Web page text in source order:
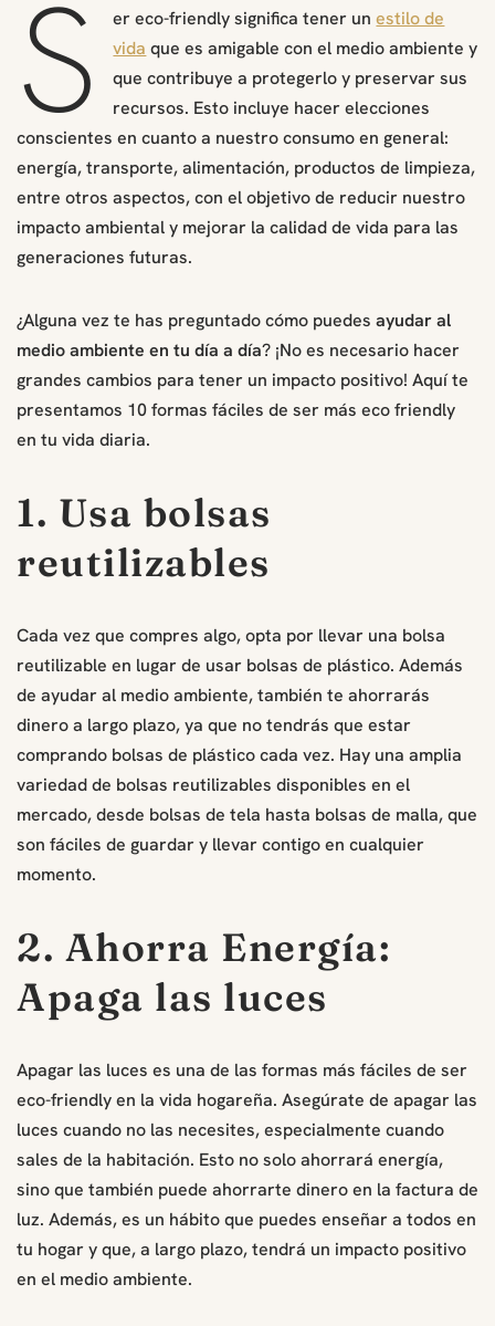
S er eco-friendly significa tener unestilo de
vida que es amigable con el medio ambiente y
que contribuye a protegerlo y preservar sus
recursos. Esto incluye hacer elecciones
conscientes en cuanto a nuestro consumo en general:
energía, transporte, alimentación, productos de limpieza,
entre otros aspectos, con el objetivo de reducir nuestro
impacto ambiental y mejorar la calidad de vida para las
generaciones futuras.
¿Alguna vez te has preguntado cómo puedes ayudar al
medio ambiente en tu día a día? ¡No es necesario hacer
grandes cambios para tener un impacto positivo! Aquí te
presentamos 10 formas fáciles de ser más eco friendly
en tu vida diaria.
1. Usa bolsas
reutilizables
Cada vez que compres algo, opta por llevar una bolsa
reutilizable en lugar de usar bolsas de plástico. Además
de ayudar al medio ambiente, también te ahorrarás
dinero a largo plazo, ya que no tendrás que estar
comprando bolsas de plástico cada vez. Hay una amplia
variedad de bolsas reutilizables disponibles en el
mercado, desde bolsas de tela hasta bolsas de malla, que
son fáciles de guardar y llevar contigo en cualquier
momento.
2. Ahorra Energía:
Apaga las luces
Apagar las luces es una de las formas más fáciles de ser
eco-friendly en la vida hogareña. Asegúrate de apagar las
luces cuando no las necesites, especialmente cuando
sales de la habitación. Esto no solo ahorrará energía,
sino que también puede ahorrarte dinero en la factura de
luz. Además, es un hábito que puedes enseñar a todos en
tu hogar y que, a largo plazo, tendrá un impacto positivo
en el medio ambiente.